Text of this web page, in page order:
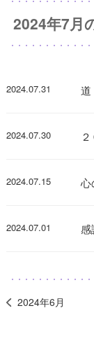
2024年7月
2024.07.31 道
2024.07.30
2024.07.15 心
2024.07.01 感
2024年6月